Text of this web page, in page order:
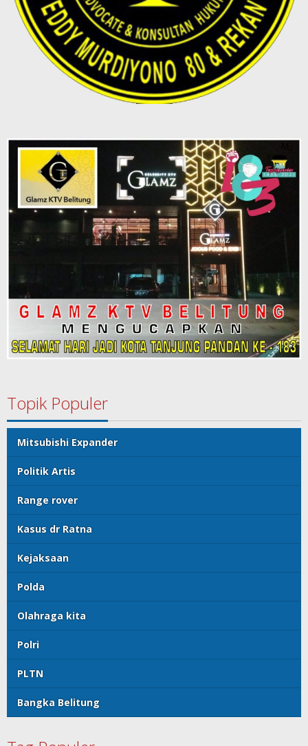
Topik Populer
Mitsubishi Expander
Politik Artis
Range rover
Kasus dr Ratna
Kejaksaan
Polda
Olahraga kita
Polri
PLTN
Bangka Belitung